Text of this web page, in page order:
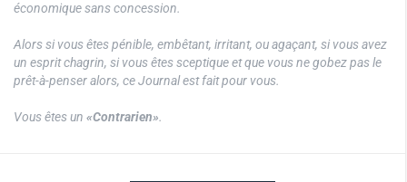
économique sans concession.
Alors si vous êtes pénible, embêtant, irritant, ou agaçant, si vous avez
un esprit chagrin, si vous êtes sceptique et que vous ne gobez pas le
prêt-à-penser alors, ce Journal est fait pour vous.
Vous êtes un «Contrarien».